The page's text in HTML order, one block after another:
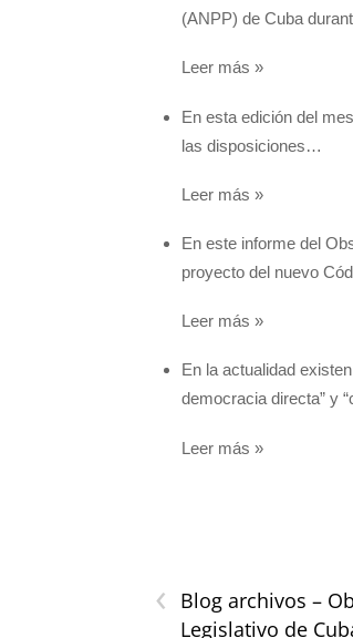
(ANPP) de Cuba
Leer más »
En esta edición del
las disposiciones…
Leer más »
En este informe del
proyecto del nuevo
Leer más »
En la actualidad
democracia directa” y
Leer más »
‹
Blog archivos –
Legislativo de